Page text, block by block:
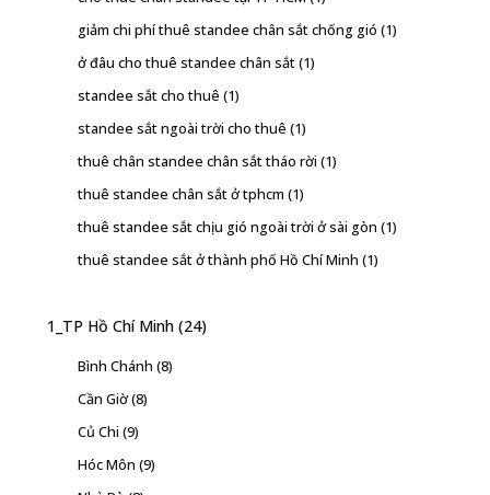
giảm chi phí thuê standee chân sắt chống gió (1)
ở đâu cho thuê standee chân sắt(1)
standee sắt cho thuê (1)
standee sắt ngoài trời cho thuê (1)
thuê chân standee chân sắt tháo rời (1)
thuê standee chân sắt ở tphcm (1)
thuê standee sắt chịu gió ngoài trời ở sài gòn (1)
thuê standee sắt ở thành phố Hồ Chí Minh (1)
1_TP Hồ Chí Minh (24)
Bình Chánh (8)
Cần Giờ(8)
Củ Chi (9)
Hóc Môn (9)